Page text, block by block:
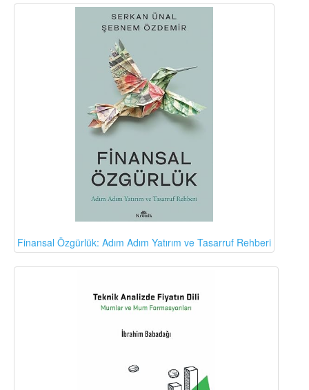
Finansal Özgürlük: Adım Adım Yatırım ve Tasarruf Rehberi